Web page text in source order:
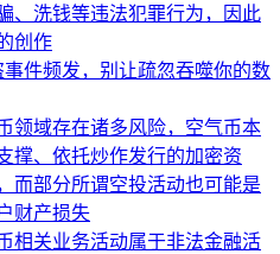
、洗钱等违法犯罪行为，因此
创作
事件频发，别让疏忽吞噬你的数
领域存在诸多风险，空气币本
撑、依托炒作发行的加密资
而部分所谓空投活动也可能是
财产损失
相关业务活动属于非法金融活